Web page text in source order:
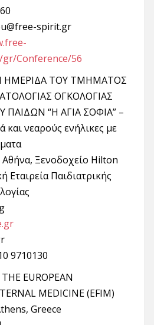
spirit.gr
Conference/56
ΗΜΕΡΙΔΑ ΤΟΥ ΤΜΗΜΑΤΟΣ
ΟΓΚΟΛΟΓΙΑΣ
“Η ΑΓΙΑ ΣΟΦΙΑ” –
και νεαρούς ενήλικες με
Ξενοδοχείο Hilton
Εταιρεία Παιδιατρικής
9710130
EUROPEAN
MEDICINE (EFIM)
Greece